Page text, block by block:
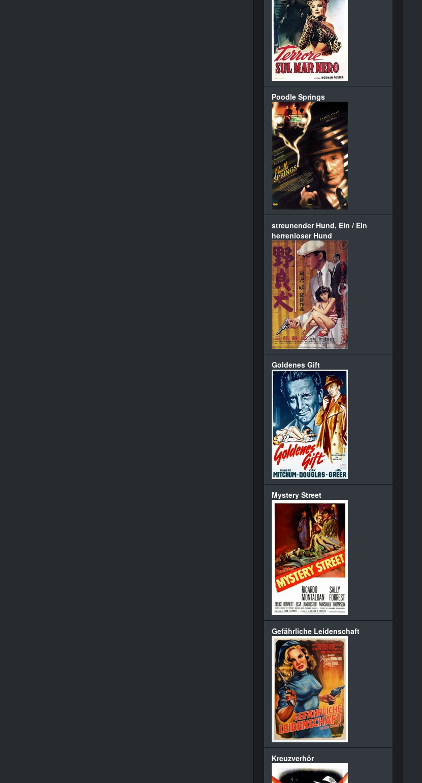
Poodle Springs
streunender Hund, Ein / Ein
herrenloser Hund
Goldenes Gift
Mystery Street
Gefährliche Leidenschaft
Kreuzverhör